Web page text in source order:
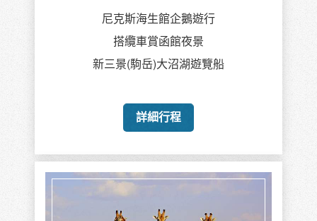
尼克斯海生館企鵝遊行
搭纜車賞函館夜景
新三景(駒岳)大沼湖遊覽船
詳細行程